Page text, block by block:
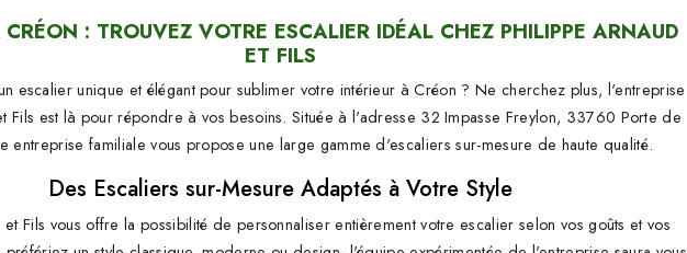
: TROUVEZ VOTRE ESCALIER IDÉAL CHEZ PHILIPPE ARNAUD
ET FILS
escalier unique et élégant pour sublimer votre intérieur à Créon ? Ne cherchez plus, l'entreprise
Fils est là pour répondre à vos besoins. Située à l'adresse 32 Impasse Freylon, 33760 Porte de
entreprise familiale vous propose une large gamme d'escaliers sur-mesure de haute qualité.
Des Escaliers sur-Mesure Adaptés à Votre Style
Fils vous offre la possibilité de personnaliser entièrement votre escalier selon vos goûts et vos